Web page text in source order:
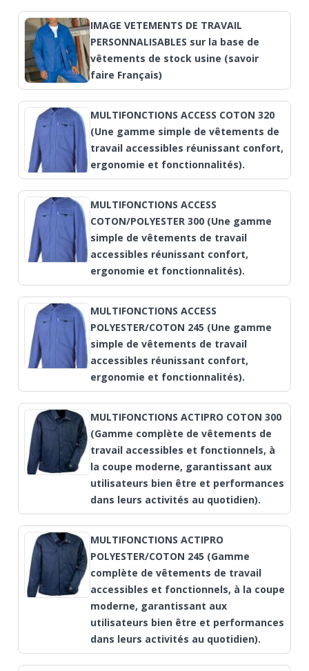
IMAGE VETEMENTS DE TRAVAIL
PERSONNALISABLES sur la base de
vêtements de stock usine (savoir
faire Français)
MULTIFONCTIONS ACCESS COTON 320
(Une gamme simple de vêtements de
travail accessibles réunissant confort,
ergonomie et fonctionnalités).
MULTIFONCTIONS ACCESS
COTON/POLYESTER 300 (Une gamme
simple de vêtements de travail
accessibles réunissant confort,
ergonomie et fonctionnalités).
MULTIFONCTIONS ACCESS
POLYESTER/COTON 245 (Une gamme
simple de vêtements de travail
accessibles réunissant confort,
ergonomie et fonctionnalités).
MULTIFONCTIONS ACTIPRO COTON 300
(Gamme complète de vêtements de
travail accessibles et fonctionnels, à
la coupe moderne, garantissant aux
utilisateurs bien être et performances
dans leurs activités au quotidien).
MULTIFONCTIONS ACTIPRO
POLYESTER/COTON 245 (Gamme
complète de vêtements de travail
accessibles et fonctionnels, à la coupe
moderne, garantissant aux
utilisateurs bien être et performances
dans leurs activités au quotidien).